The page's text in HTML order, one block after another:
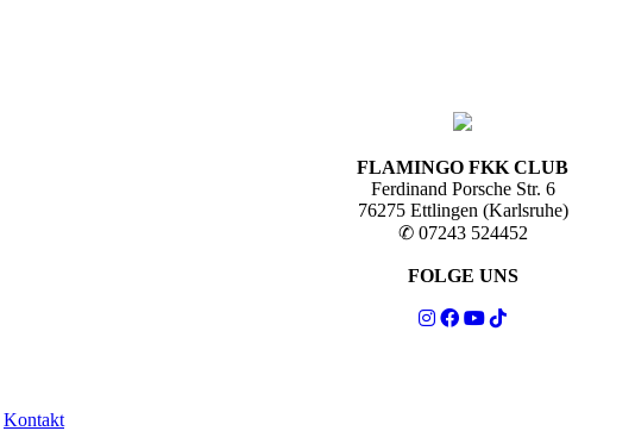
FLAMINGO FKK CLUB
Ferdinand Porsche Str. 6
76275 Ettlingen (Karlsruhe)
✆ 07243 524452
FOLGE UNS
Kontakt